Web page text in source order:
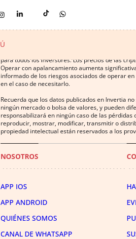
Operar con instrumentos financieros o
para todos los inversores. Los precios de las
Operar con apalancamiento aumenta
informado de los riesgos asociados de operar
en el caso de necesitarlo.
Recuerda que los datos publicados en Invertia
ningún mercado o bolsa de valores, y pueden
responsabilizará en ningún caso de las
reproducir, mostrar, modificar, transmitir o
propiedad intelectual están reservados a los
NOSOTROS
APP IOS
APP ANDROID
QUIÉNES SOMOS
CANAL DE WHATSAPP